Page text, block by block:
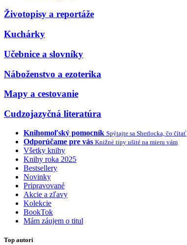
Životopisy a reportáže
Kuchárky
Učebnice a slovníky
Náboženstvo a ezoterika
Mapy a cestovanie
Cudzojazyčná literatúra
Knihomoľský pomocník Spýtajte sa Sherlocka, čo čítať
Odporúčame pre vás Knižné tipy ušité na mieru vám
Všetky knihy
Knihy roka 2025
Bestsellery
Novinky
Pripravované
Akcie a zľavy
Kolekcie
BookTok
Mám záujem o titul
Top autori